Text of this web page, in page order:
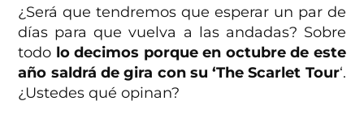
¿Será que tendremos que esperar un par de
días para que vuelva a las andadas? Sobre
todo lo decimos porque en octubre de este
año saldrá de gira con su ‘The Scarlet Tour‘.
¿Ustedes qué opinan?